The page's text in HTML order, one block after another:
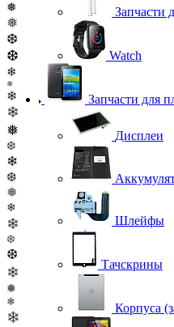
❅
❅
❆
❆
❄
❅
❄
❄
❅
❆
❄
❆
❅
❄
❄
❆
❆
❄
❅
❄
❄
Запчасти
Watch
Запчасти для
Дисплеи
Шлейфы
Тачскрины
Корпуса